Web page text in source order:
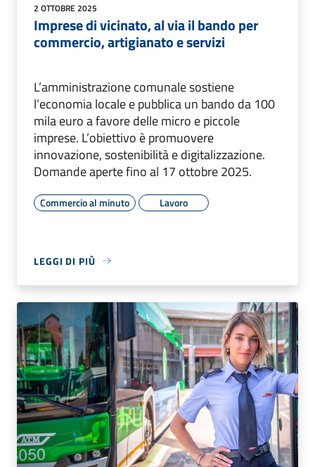
2 OTTOBRE 2025
Imprese di vicinato, al via il bando per
commercio, artigianato e servizi
L’amministrazione comunale sostiene
l’economia locale e pubblica un bando da 100
mila euro a favore delle micro e piccole
imprese. L’obiettivo è promuovere
innovazione, sostenibilità e digitalizzazione.
Domande aperte fino al 17 ottobre 2025.
Commercio al minuto Lavoro
LEGGI DI PIÙ